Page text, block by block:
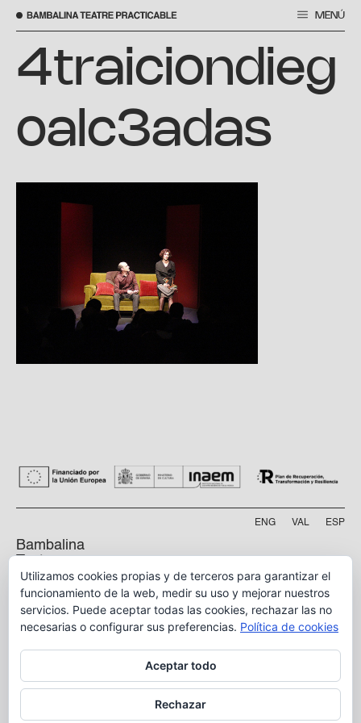
Saltar
contenido
MENÚ
4traiciondieg
oalc3adas
ENG VAL ESP
Bambalina
Teatre
Practicable
Calle Manyà, 5-bajo
46009, Valencia
info@bambalina.es
Tel (+34) 664 576 071
Utilizamos cookies propias y de terceros para garantizar el
funcionamiento de la web, medir su uso y mejorar nuestros
servicios. Puede aceptar todas las cookies, rechazar las no
necesarias o configurar sus preferencias. Política de cookies
Aceptar todo
Rechazar